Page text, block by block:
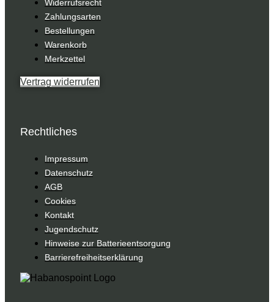
Widerrufsrecht
Zahlungsarten
Bestellungen
Warenkorb
Merkzettel
Vertrag widerrufen
Rechtliches
Impressum
Datenschutz
AGB
Cookies
Kontakt
Jugendschutz
Hinweise zur Batterieentsorgung
Barrierefreiheitserklärung